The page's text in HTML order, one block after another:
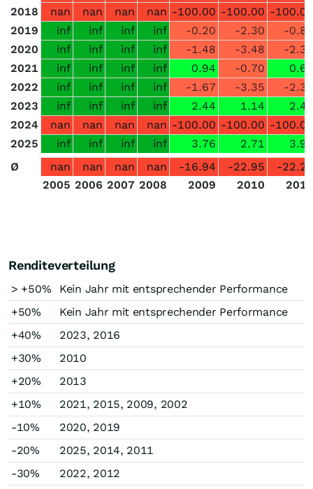
2018
nan nan nan nan -100.00 -100.00 -100.00
2019
inf inf inf inf -0.20 -2.30
-0.84
2020
inf inf inf inf -1.48 -3.48
-2.33
2021
inf inf inf inf 0.94 -0.70
0.66
2022
inf inf inf inf -1.67 -3.35
-2.39
2023
inf inf inf inf 2.44 1.14
2.45
2024
nan nan nan nan -100.00 -100.00 -100.00
2025
inf inf inf inf 3.76 2.71
3.96
Ø
nan nan nan nan -16.94 -22.95
-22.22
2005 2006 2007 2008 2009 2010 2011
Renditeverteilung
> +50%
Kein Jahr mit entsprechender Performance
+50%
Kein Jahr mit entsprechender Performance
+40%
2023, 2016
+30%
2010
+20%
2013
+10%
2021, 2015, 2009, 2002
-10%
2020, 2019
-20%
2025, 2014, 2011
-30%
2022, 2012